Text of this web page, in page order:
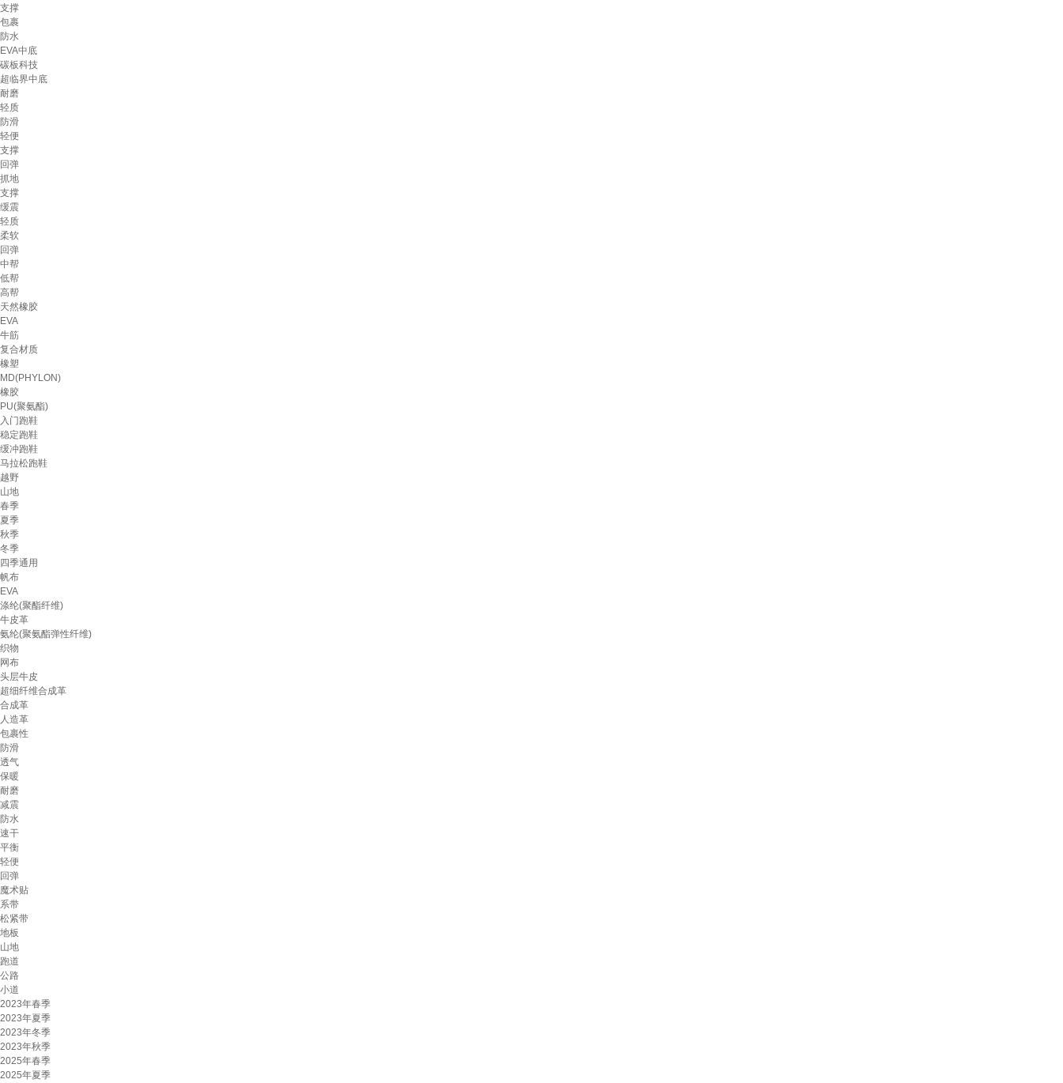
支撑
包裹
防水
EVA中底
碳板科技
超临界中底
耐磨
轻质
防滑
轻便
支撑
回弹
抓地
支撑
缓震
轻质
柔软
回弹
中帮
低帮
高帮
天然橡胶
EVA
牛筋
复合材质
橡塑
MD(PHYLON)
橡胶
PU(聚氨酯)
入门跑鞋
稳定跑鞋
缓冲跑鞋
马拉松跑鞋
越野
山地
春季
夏季
秋季
冬季
四季通用
帆布
EVA
涤纶(聚酯纤维)
牛皮革
氨纶(聚氨酯弹性纤维)
织物
网布
头层牛皮
超细纤维合成革
合成革
人造革
包裹性
防滑
透气
保暖
耐磨
减震
防水
速干
平衡
轻便
回弹
魔术贴
系带
松紧带
地板
山地
跑道
公路
小道
2023年春季
2023年夏季
2023年冬季
2023年秋季
2025年春季
2025年夏季